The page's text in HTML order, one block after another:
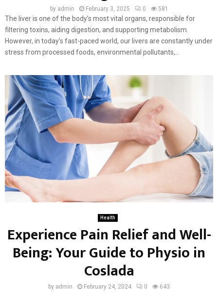
by admin February 3, 2025 0 581
The liver is one of the body’s most vital organs, responsible for
filtering toxins, aiding digestion, and supporting metabolism.
However, in today’s fast-paced world, our livers are constantly under
stress from processed foods, environmental pollutants,...
Health
Experience Pain Relief and Well-
Being: Your Guide to Physio in
Coslada
by admin February 24, 2024 0 643